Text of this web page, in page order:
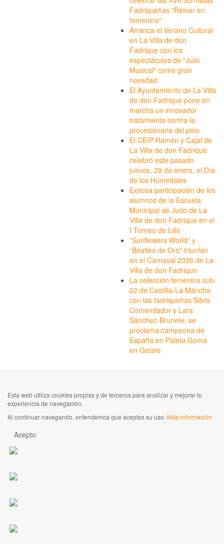
Fadriqueñas "Reinar en
femenino"
Arranca el Verano Cultural
en La Villa de don
Fadrique con los
espectáculos de "Julio
Musical" como gran
novedad
El Ayuntamiento de La Villa
de don Fadrique pone en
marcha un innovador
tratamiento contra la
procesionaria del pino
El CEIP Ramón y Cajal de
La Villa de don Fadrique
celebró este pasado
jueves, 29 de enero, el Día
de los Humedales
Exitosa participación de los
alumnos de la Escuela
Municipal de Judo de La
Villa de don Fadrique en el
I Torneo de Lillo
“Sunflowers World” y
“Beatles de Oro” triunfan
en el Carnaval 2026 de La
Villa de don Fadrique
La selección femenina sub-
22 de Castilla-La Mancha
con las fadriqueñas Silvia
Comendador y Lara
Sánchez-Brunete, se
proclama campeona de
España en Paleta Goma
en Getafe
Esta web utiliza cookies propias y de terceros para analizar y mejorar tu
experiencia de navegación.
Al continuar navegando, entendemos que aceptas su uso. Más información
Acepto